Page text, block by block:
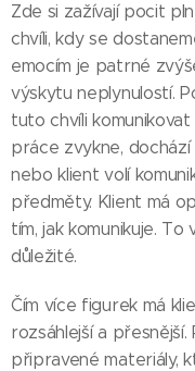
Zde si zažívají pocit
chvíli, kdy se
emocím je patrné
výskytu neplynulostí.
tuto chvíli
práce zvykne,
nebo klient volí
předměty. Klient má
tím, jak komunikuje.
důležité.
Čím více figurek má
rozsáhlejší a
připravené materiály,